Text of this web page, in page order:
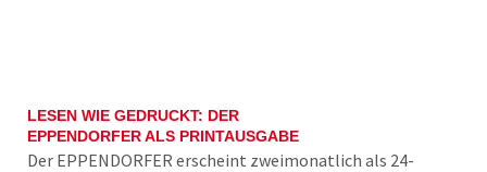
LESEN WIE GEDRUCKT: DER
EPPENDORFER ALS PRINTAUSGABE
Der EPPENDORFER erscheint zweimonatlich als 24-